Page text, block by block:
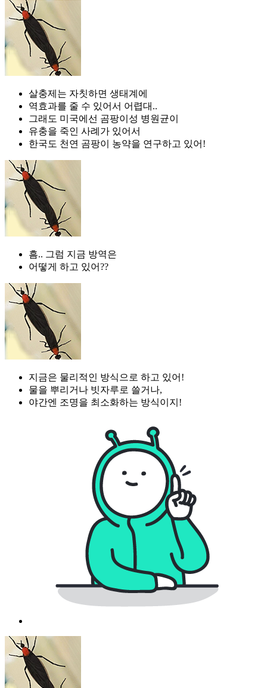
살충제는 자칫하면 생태계에
역효과를 줄 수 있어서 어렵대..
그래도 미국에선 곰팡이성 병원균이
유충을 죽인 사례가 있어서
한국도 천연 곰팡이 농약을 연구하고 있어!
흠.. 그럼 지금 방역은
어떻게 하고 있어??
지금은 물리적인 방식으로 하고 있어!
물을 뿌리거나 빗자루로 쓸거나,
야간엔 조명을 최소화하는 방식이지!